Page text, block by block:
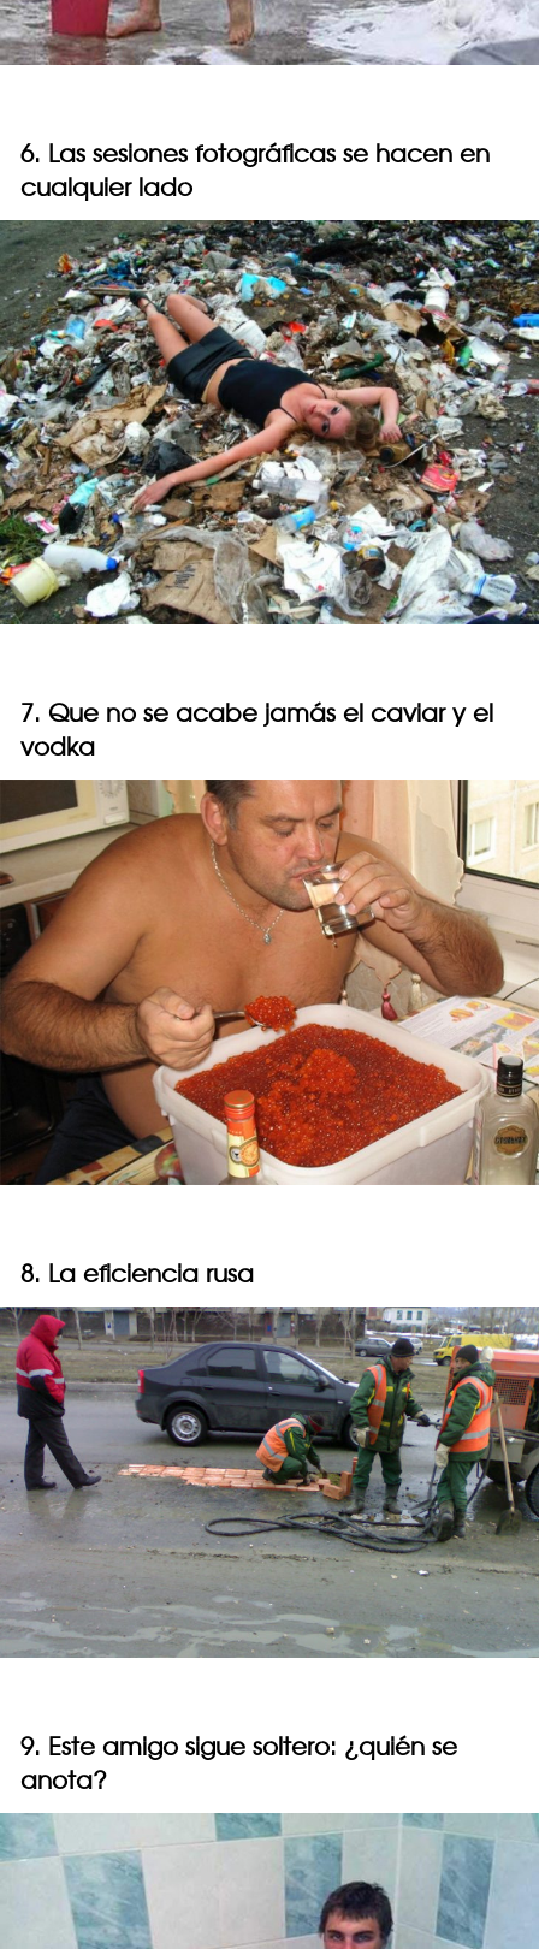
6. Las sesiones fotográficas se hacen en
cualquier lado
7. Que no se acabe jamás el caviar y el
vodka
8. La eficiencia rusa
9. Este amigo sigue soltero: ¿quién se
anota?